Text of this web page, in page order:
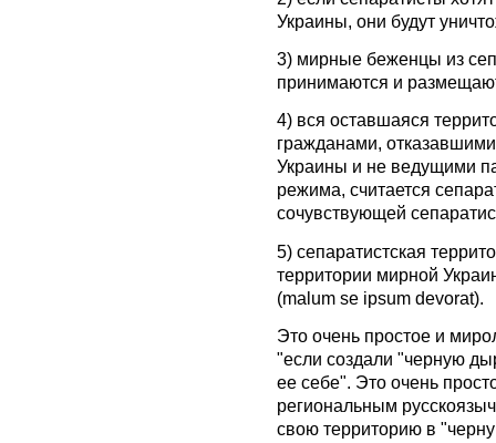
Украины, они будут
3) мирные беженцы из
принимаются и
4) вся оставшаяся
гражданами,
Украины и не ведущими
режима, считается
сочувствующей
5) сепаратистская
территории мирной
(malum se ipsum devorat).
Это очень простое и
"если создали "черную
ее себе". Это очень
региональным
свою территорию в